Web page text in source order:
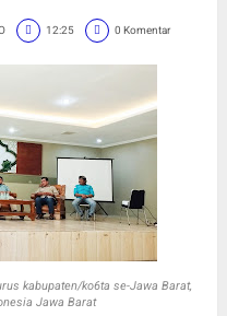
12:25 0 Komentar
kabupaten/ko6ta se-Jawa Barat,
Jawa Barat